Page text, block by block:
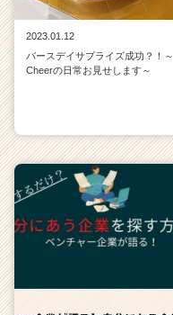
2023.01.12
バースデイサプライズ成功？！～
Cheerの日常お見せします～